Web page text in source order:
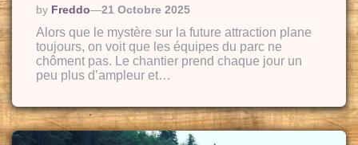
Posted
By
By Freddo 21 Octobre 2025
Alors que le mystère sur la future attraction plane
toujours, on voit que les équipes du parc ne
chôment pas. Le chantier prend chaque jour un
peu plus d’ampleur et…